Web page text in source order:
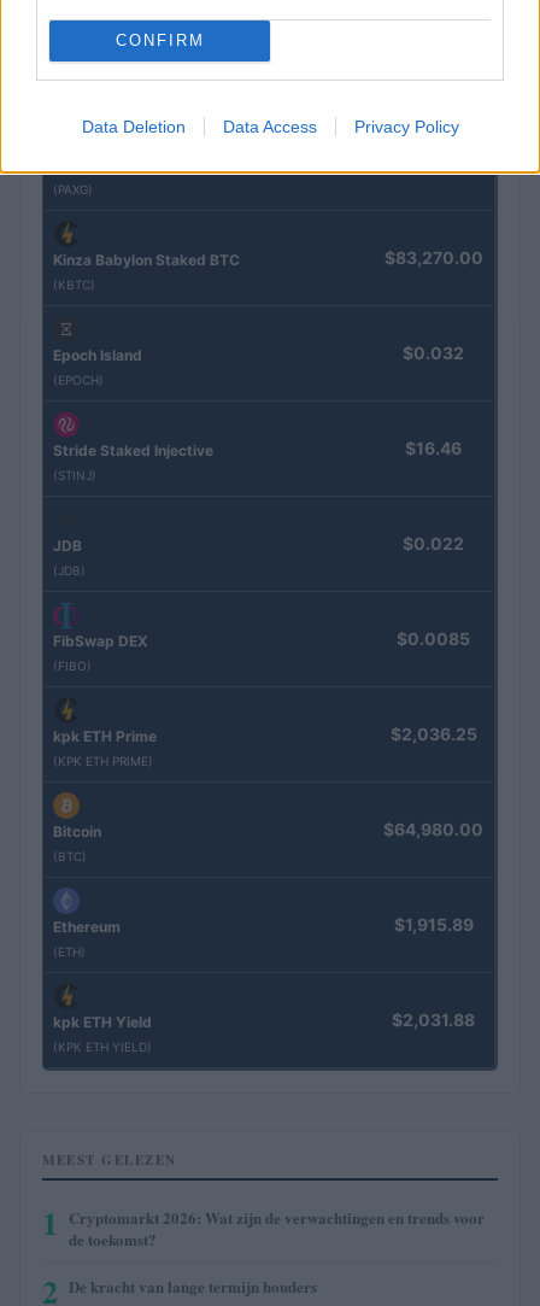
CONFIRM
Data Deletion Data Access Privacy Policy
CRYPTOKOERSEN
(PAXG)
Kinza Babylon Staked BTC
(KBTC)
$83,270.00
Epoch Island
(EPOCH)
$0.032
Stride Staked Injective
(STINJ)
$16.46
JDB
(JDB)
$0.022
FibSwap DEX
(FIBO)
$0.0085
kpk ETH Prime
(KPK ETH PRIME)
$2,036.25
Bitcoin
(BTC)
$64,980.00
Ethereum
(ETH)
$1,915.89
kpk ETH Yield
(KPK ETH YIELD)
$2,031.88
MEEST GELEZEN
1
Cryptomarkt 2026: Wat zijn de verwachtingen en trends voor
de toekomst?
2 De kracht van lange termijn houders